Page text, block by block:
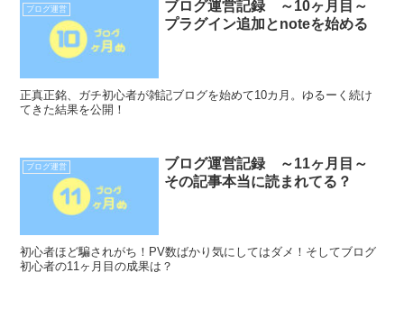
ブログ運営
ブログ運営記録 ～10ヶ月目～
プラグイン追加とnoteを始める
正真正銘、ガチ初心者が雑記ブログを始めて10カ月。ゆるーく続け
てきた結果を公開！
ブログ運営
ブログ運営記録 ～11ヶ月目～
その記事本当に読まれてる？
初心者ほど騙されがち！PV数ばかり気にしてはダメ！そしてブログ
初心者の11ヶ月目の成果は？